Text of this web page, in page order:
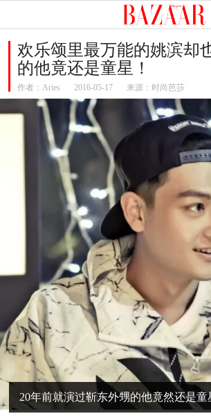
欢乐颂里最万能的姚滨却
的他竟还是童星！
作者： Aries 2016-05-17 来源：时尚芭莎
20年前就演过靳东外甥的他竟然还是童